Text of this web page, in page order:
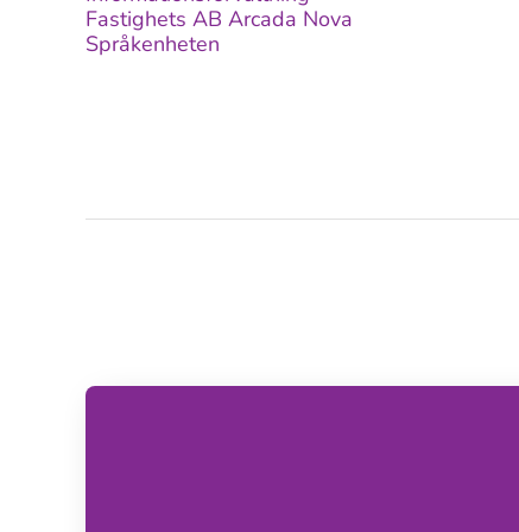
Fastighets AB Arcada Nova
Språkenheten